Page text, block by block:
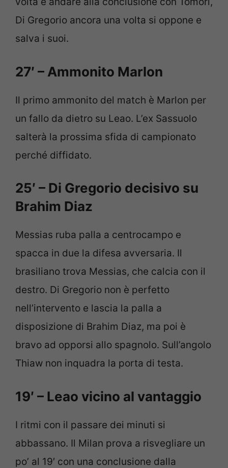
Di Gregorio ancora una volta si oppone e
salva i suoi.
27′ – Ammonito Marlon
Il primo ammonito del match è Marlon per
un fallo da dietro su Leao. L’ex Sassuolo
salterà la prossima sfida di campionato
perché diffidato.
25′ – Di Gregorio decisivo su
Brahim Diaz
Messias ruba palla a centrocampo e
spacca in due la difesa avversaria. Il
brasiliano trova Messias, che calcia con il
destro. Di Gregorio non è perfetto
nell’intervento e lascia la palla a
disposizione di Brahim Diaz, ma poi è
bravo ad opporsi allo spagnolo. Sull’angolo
Thiaw non inquadra la porta di testa.
19′ – Leao vicino al vantaggio
I ritmi con il passare dei minuti si
abbassano. Il Milan prova a risvegliare un
po’ al 19′ con una conclusione dalla